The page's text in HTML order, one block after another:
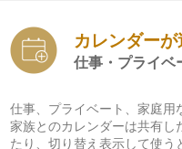
カレンダーが
仕事・プライベ
仕事、プライベート、家庭
家族とのカレンダーは共有し
たり、切り替え表示して使う